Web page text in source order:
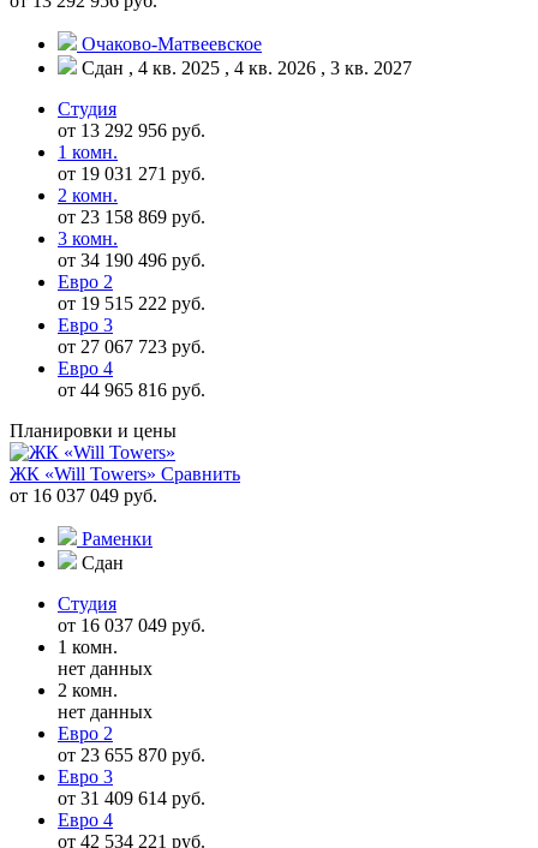
Очаково-Матвеевское
Сдан , 4 кв. 2025 , 4 кв. 2026 , 3 кв. 2027
Студия
от 13 292 956 руб.
1 комн.
от 19 031 271 руб.
2 комн.
от 23 158 869 руб.
3 комн.
от 34 190 496 руб.
Евро 2
от 19 515 222 руб.
Евро 3
от 27 067 723 руб.
Евро 4
от 44 965 816 руб.
Планировки и цены
ЖК «Will Towers» Сравнить
от 16 037 049 руб.
Раменки
Сдан
Студия
от 16 037 049 руб.
1 комн.
нет данных
2 комн.
нет данных
Евро 2
от 23 655 870 руб.
Евро 3
от 31 409 614 руб.
Евро 4
от 42 534 221 руб.